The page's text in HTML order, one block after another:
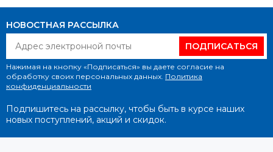
НОВОСТНАЯ РАССЫЛКА
ПОДПИСАТЬСЯ
Нажимая на кнопку «Подписаться» вы даете согласие на
обработку своих персональных данных. Политика
конфиденциальности
Подпишитесь на рассылку, чтобы быть в курсе наших
новых поступлений, акций и скидок.